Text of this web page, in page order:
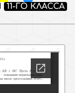
11-ГО КЛАССА